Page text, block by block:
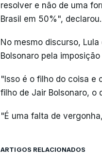
resolver e não de uma
Brasil em 50%", declarou.
No mesmo discurso,
Bolsonaro pela
"Isso é o filho do coisa e
filho de Jair Bolsonaro, o
"É uma falta de
ARTIGOS RELACIONADOS